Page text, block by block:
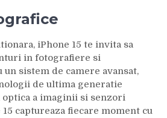
iPhone 15 te invita sa
in fotografiere si
un sistem de camere avansat,
de ultima generatie
a imaginii si senzori
captureaza fiecare moment cu